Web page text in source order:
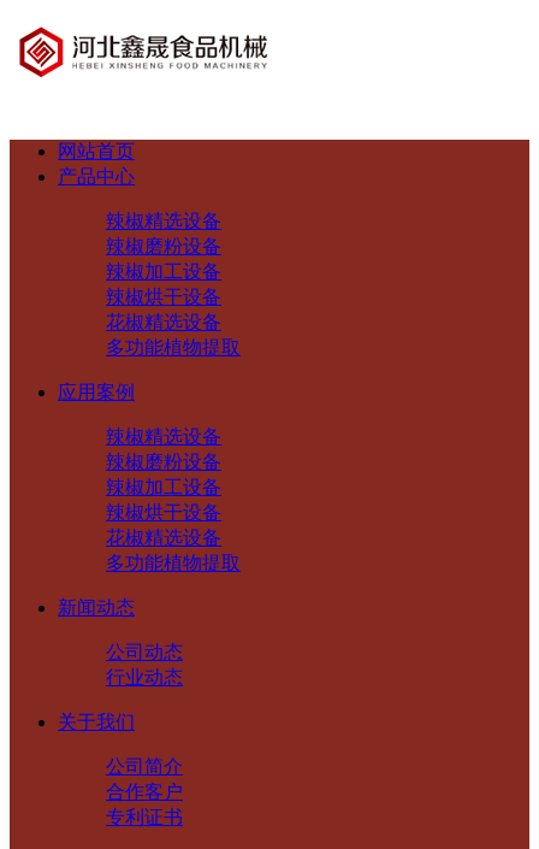
网站首页
产品中心
辣椒精选设备
辣椒磨粉设备
辣椒加工设备
辣椒烘干设备
花椒精选设备
多功能植物提取
应用案例
辣椒精选设备
辣椒磨粉设备
辣椒加工设备
辣椒烘干设备
花椒精选设备
多功能植物提取
新闻动态
公司动态
行业动态
关于我们
公司简介
合作客户
专利证书